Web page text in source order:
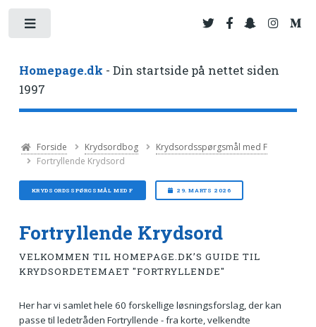
Homepage.dk - Din startside på nettet siden
1997
Forside Krydsordbog
Krydsordsspørgsmål med F
Fortryllende Krydsord
KRYDSORDSSPØRGSMÅL MED F 29. MARTS 2026
Fortryllende Krydsord
VELKOMMEN TIL HOMEPAGE.DK’S GUIDE TIL
KRYDSORDETEMAET "FORTRYLLENDE"
Her har vi samlet hele 60 forskellige løsningsforslag, der kan
passe til ledetråden Fortryllende - fra korte, velkendte